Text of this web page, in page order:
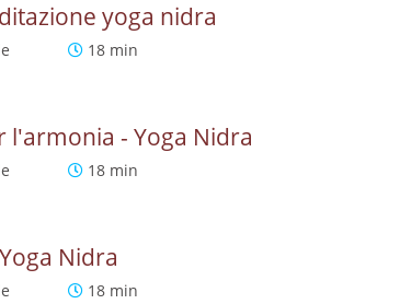
yoga nidra
18 min
l'armonia - Yoga Nidra
18 min
Nidra
18 min